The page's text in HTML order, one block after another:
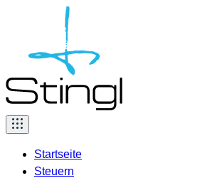
Startseite
Steuern